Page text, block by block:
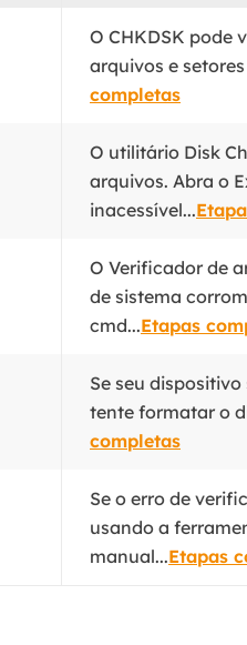
O CHKDSK pode
arquivos e
completas
O utilitário Disk
arquivos. Abra o
inacessível...
O Verificador de
de sistema
cmd...Etapas
Se seu
tente formatar o
completas
Se o erro de
usando a
manual...Etapas